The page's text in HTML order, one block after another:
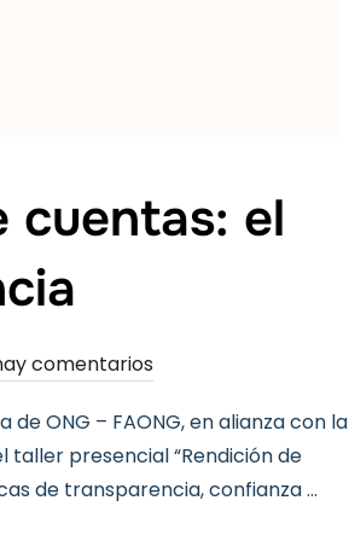
cuentas: el
comentarios
ONG – FAONG, en alianza con la
presencial “Rendición de
de transparencia, confianza …